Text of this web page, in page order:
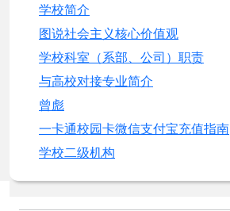
学校简介
图说社会主义核心价值观
学校科室（系部、公司）职责
与高校对接专业简介
曾彪
一卡通校园卡微信支付宝充值指南
学校二级机构